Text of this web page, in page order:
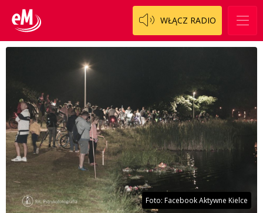
WŁĄCZ RADIO
Foto: Facebook Aktywne Kielce